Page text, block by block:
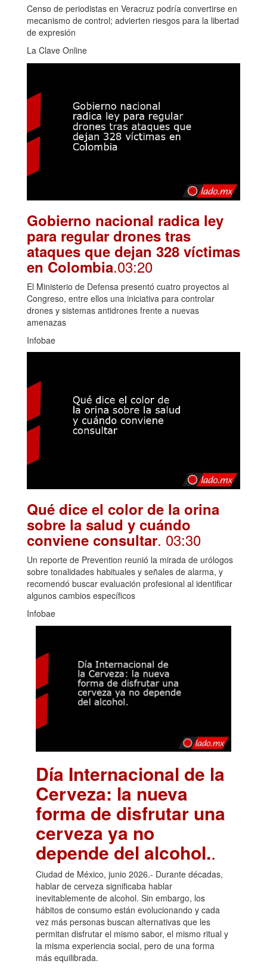
Censo de periodistas en Veracruz podría convertirse en
mecanismo de control; advierten riesgos para la libertad
de expresión
La Clave Online
Gobierno nacional radica ley
para regular drones tras
ataques que dejan 328 víctimas
en Colombia.03:20
El Ministerio de Defensa presentó cuatro proyectos al
Congreso, entre ellos una iniciativa para controlar
drones y sistemas antidrones frente a nuevas
amenazas
Infobae
Qué dice el color de la orina
sobre la salud y cuándo
conviene consultar. 03:30
Un reporte de Prevention reunió la mirada de urólogos
sobre tonalidades habituales y señales de alarma, y
recomendó buscar evaluación profesional al identificar
algunos cambios específicos
Infobae
Día Internacional de la
Cerveza: la nueva
forma de disfrutar una
cerveza ya no
depende del alcohol..
Ciudad de México, junio 2026.- Durante décadas,
hablar de cerveza significaba hablar
inevitablemente de alcohol. Sin embargo, los
hábitos de consumo están evolucionando y cada
vez más personas buscan alternativas que les
permitan disfrutar el mismo sabor, el mismo ritual y
la misma experiencia social, pero de una forma
más equilibrada.